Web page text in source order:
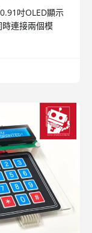
吋OLED顯示
連接兩個模